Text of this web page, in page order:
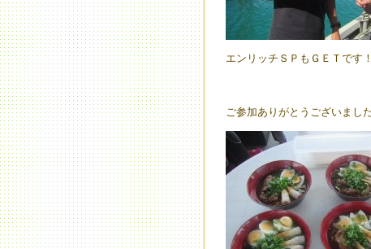
エンリッチＳＰもＧＥＴです！
ご参加ありがとうございまし